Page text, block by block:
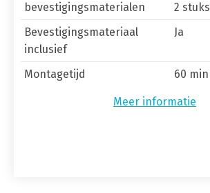
bevestigingsmaterialen
2 stuks
Bevestigingsmateriaal
inclusief
Ja
Montagetijd 60 min
Meer informatie